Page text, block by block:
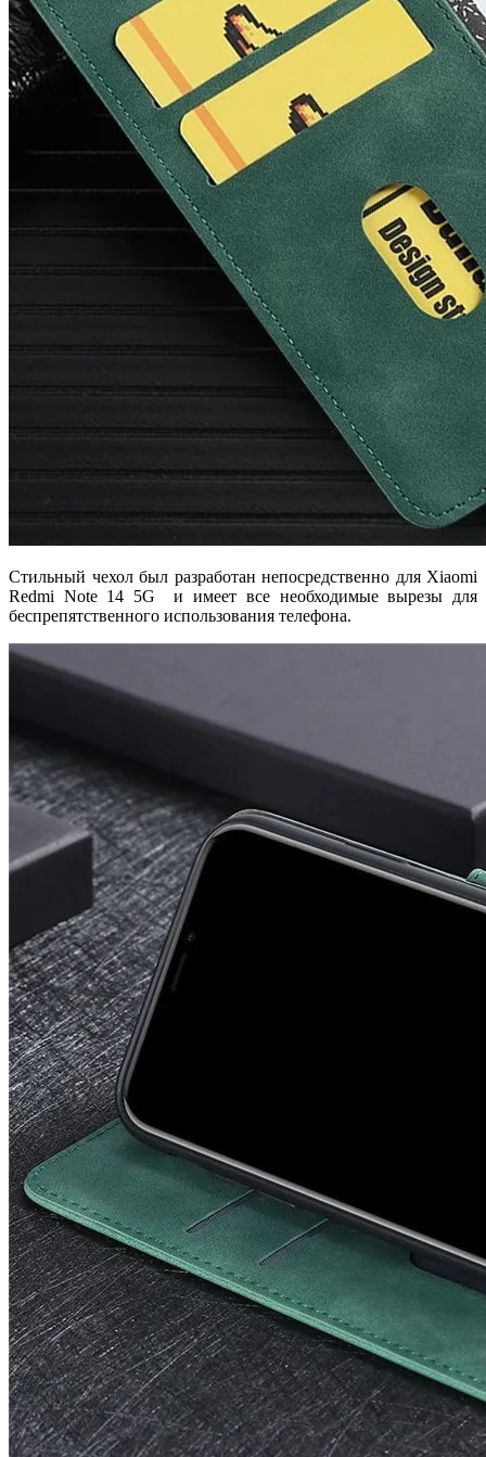
Стильный чехол был разработан непосредственно для Xiaomi
Redmi Note 14 5G и имеет все необходимые вырезы для
беспрепятственного использования телефона.